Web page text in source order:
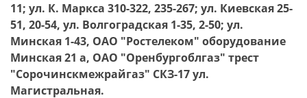
11; ул. К. Маркса 310-322, 235-267; ул. Киевская 25-
51, 20-54, ул. Волгоградская 1-35, 2-50; ул.
Минская 1-43, ОАО "Ростелеком" оборудование
Минская 21 а, ОАО "Оренбургоблгаз" тpест
"Соpочинскмежpайгаз" СКЗ-17 ул.
Магистральная.